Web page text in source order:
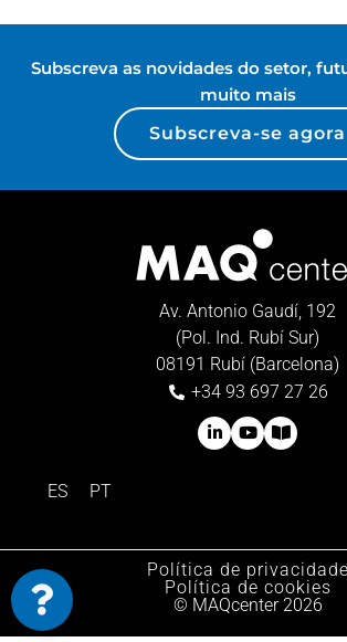
Subscreva as novidades do setor,
muito mais
Subscreva-se agora
Av. Antonio Gaudí, 192
(Pol. Ind. Rubí Sur)
08191 Rubí (Barcelona)
+34 93 697 27 26
ES PT
Política de privacidade
© MAQcenter 2026
Política de cookies